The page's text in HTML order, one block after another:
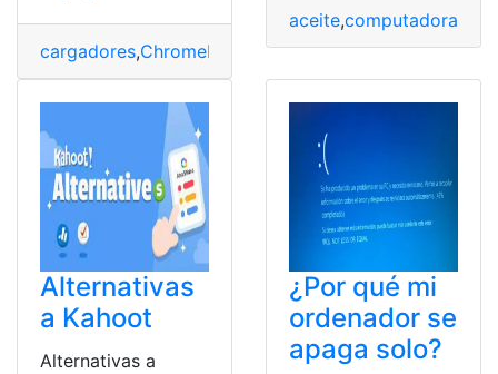
cargadores,Chromebooks inteligente,Solución,USB,
aceite,computadora
Alternativas
a Kahoot
Alternativas a
¿Por qué mi
ordenador se
apaga solo?